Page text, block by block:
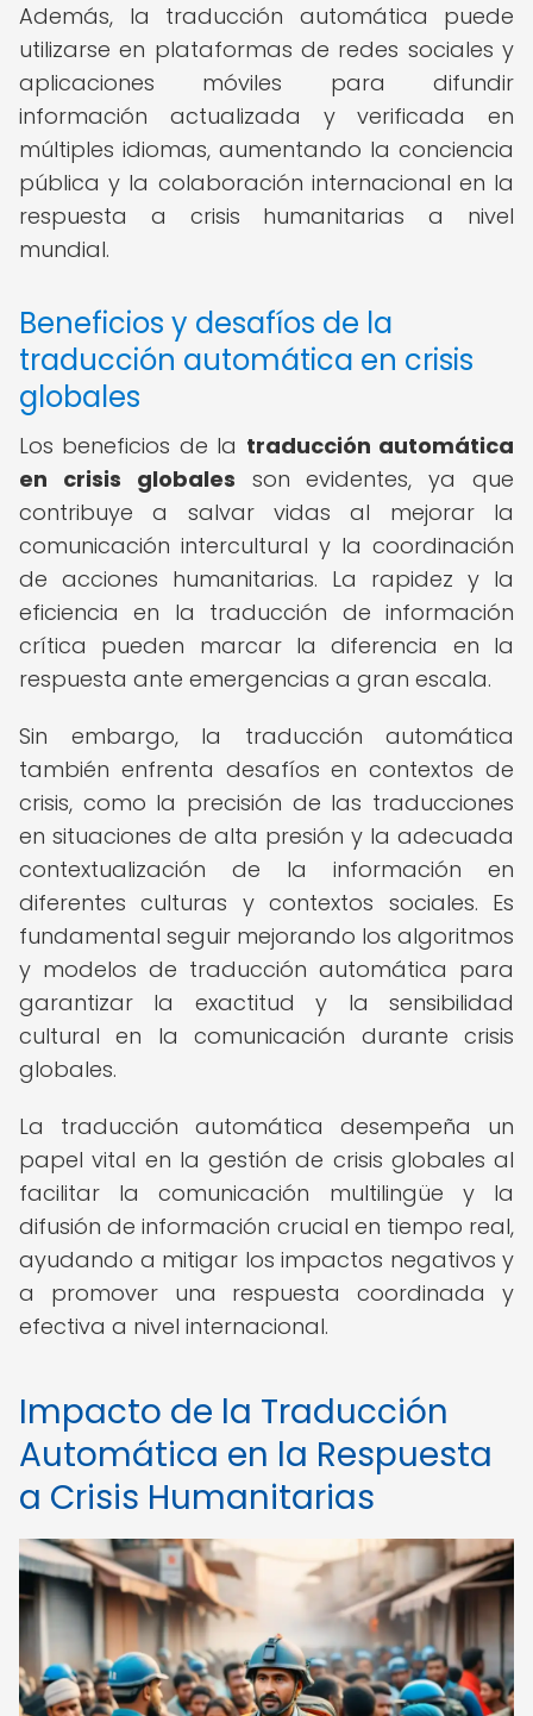
Además, la traducción automática puede
utilizarse en plataformas de redes sociales y
aplicaciones móviles para difundir
información actualizada y verificada en
múltiples idiomas, aumentando la conciencia
pública y la colaboración internacional en la
respuesta a crisis humanitarias a nivel
mundial.
Beneficios y desafíos de la
traducción automática en crisis
globales
Los beneficios de la traducción automática
en crisis globales son evidentes, ya que
contribuye a salvar vidas al mejorar la
comunicación intercultural y la coordinación
de acciones humanitarias. La rapidez y la
eficiencia en la traducción de información
crítica pueden marcar la diferencia en la
respuesta ante emergencias a gran escala.
Sin embargo, la traducción automática
también enfrenta desafíos en contextos de
crisis, como la precisión de las traducciones
en situaciones de alta presión y la adecuada
contextualización de la información en
diferentes culturas y contextos sociales. Es
fundamental seguir mejorando los algoritmos
y modelos de traducción automática para
garantizar la exactitud y la sensibilidad
cultural en la comunicación durante crisis
globales.
La traducción automática desempeña un
papel vital en la gestión de crisis globales al
facilitar la comunicación multilingüe y la
difusión de información crucial en tiempo real,
ayudando a mitigar los impactos negativos y
a promover una respuesta coordinada y
efectiva a nivel internacional.
Impacto de la Traducción
Automática en la Respuesta
a Crisis Humanitarias